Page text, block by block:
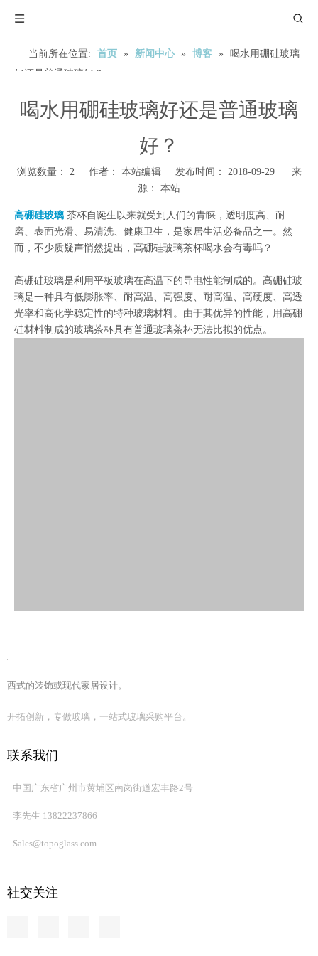
当前所在位置: 首页 » 新闻中心 » 博客 »
喝水用硼硅玻璃
好还是普通玻璃好？
喝水用硼硅玻璃好还是普通玻璃
好？
浏览数量： 2作者： 本站编辑 发布时间： 2018-09-29 来
源： 本站
高硼硅玻璃 茶杯自诞生以来就受到人们的青睐，透明度高、耐
磨、表面光滑、易清洗、健康卫生，是家居生活必备品之一。然
而，不少质疑声悄然提出，高硼硅玻璃茶杯喝水会有毒吗？
高硼硅玻璃是利用平板玻璃在高温下的导电性能制成的。高硼硅玻
璃是一种具有低膨胀率、耐高温、高强度、耐高温、高硬度、高透
光率和高化学稳定性的特种玻璃材料。由于其优异的性能，用高硼
硅材料制成的玻璃茶杯具有普通玻璃茶杯无法比拟的优点。
缩原理，受热不均和相差太大时，
硼硅玻璃茶杯采用高温制作而成，可适应高温和低温。 100度的热
只是一种特殊的平板玻璃材料，具有很高的化学稳定性。而且，高
硼硅玻璃茶杯易于清洁，符合安全标准。
西式的装饰或现代家居设计。
开拓创新，专做玻璃，一站式玻璃采购平台。
联系我们
中国广东省广州市黄埔区南岗街道宏丰路2号
李先生 13822237866
Sales@topoglass.com
社交关注